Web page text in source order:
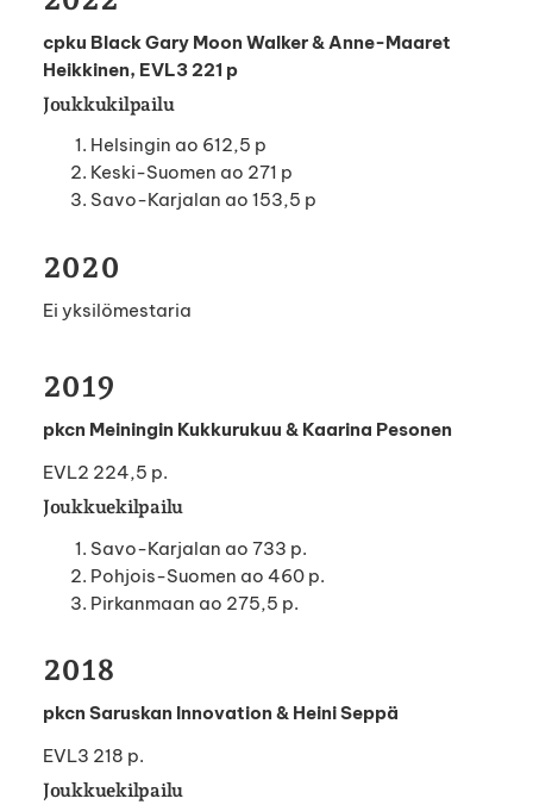
cpku Black Gary Moon Walker & Anne-Maaret
Heikkinen, EVL3 221 p
Joukkukilpailu
Helsingin ao 612,5 p
Keski-Suomen ao 271 p
Savo-Karjalan ao 153,5 p
2020
Ei yksilömestaria
2019
pkcn Meiningin Kukkurukuu & Kaarina Pesonen
EVL2 224,5 p.
Joukkuekilpailu
Savo-Karjalan ao 733 p.
Pohjois-Suomen ao 460 p.
Pirkanmaan ao 275,5 p.
2018
pkcn Saruskan Innovation & Heini Seppä
EVL3 218 p.
Joukkuekilpailu